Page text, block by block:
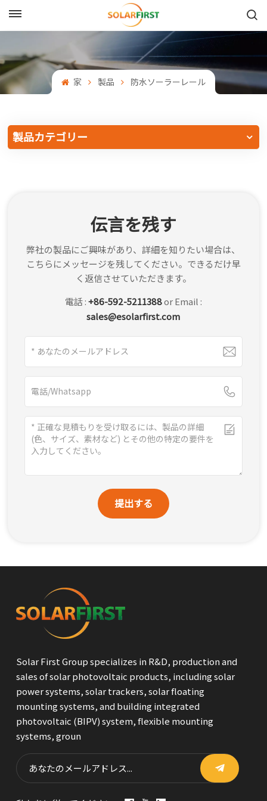
English
Français
中文
日本語
家 製品 防水ソーラーレール
製品カテゴリー
伝言を残す
弊社の製品にご興味があり、詳細を知りたい場合は、
こちらにメッセージを残してください。できるだけ早
く返信させていただきます。
電話 : +86-592-5211388or Email :
sales@esolarfirst.com
提出する
Solar First Group specializes in R&D, production and
sales of solar photovoltaic products, including solar
power systems, solar trackers, solar floating
mounting systems, and building integrated
photovoltaic (BIPV) system, flexible mounting
systems, groun